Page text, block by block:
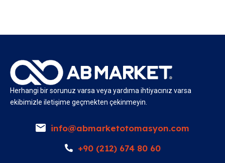
Herhangi bir sorunuz varsa veya yardıma ihtiyacınız varsa
ekibimizle iletişime geçmekten çekinmeyin.
info@abmarketotomasyon.com
+90 (212) 674 80 60